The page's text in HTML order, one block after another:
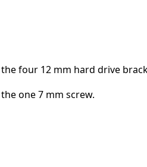
the four 12 mm hard drive
one 7 mm screw.